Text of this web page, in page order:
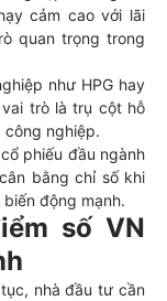
cảm cao với lãi
quan trọng trong
như HPG hay
trò là trụ cột hỗ
nghiệp.
phiếu đầu ngành
bằng chỉ số khi
động mạnh.
số VN
nhà đầu tư cần